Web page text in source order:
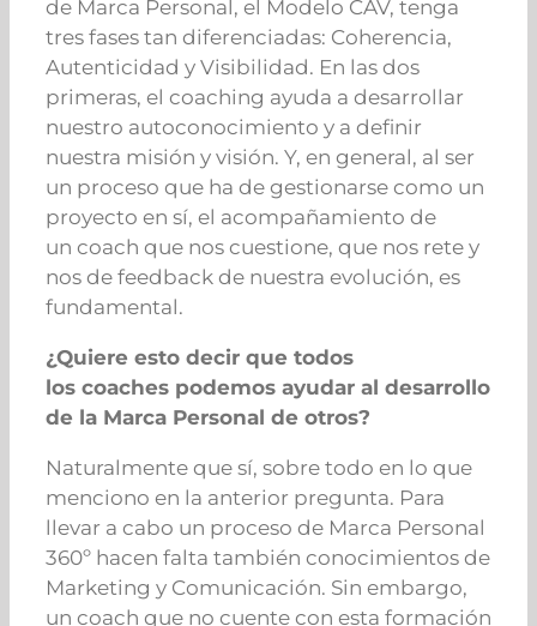
de Marca Personal, el Modelo CAV, tenga
tres fases tan diferenciadas: Coherencia,
Autenticidad y Visibilidad. En las dos
primeras, el coaching ayuda a desarrollar
nuestro autoconocimiento y a definir
nuestra misión y visión. Y, en general, al ser
un proceso que ha de gestionarse como un
proyecto en sí, el acompañamiento de
un coach que nos cuestione, que nos rete y
nos de feedback de nuestra evolución, es
fundamental.
¿Quiere esto decir que todos
los coaches podemos ayudar al desarrollo
de la Marca Personal de otros?
Naturalmente que sí, sobre todo en lo que
menciono en la anterior pregunta. Para
llevar a cabo un proceso de Marca Personal
360º hacen falta también conocimientos de
Marketing y Comunicación. Sin embargo,
un coach que no cuente con esta formación